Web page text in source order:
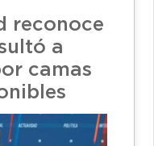
reconoce
a
camas